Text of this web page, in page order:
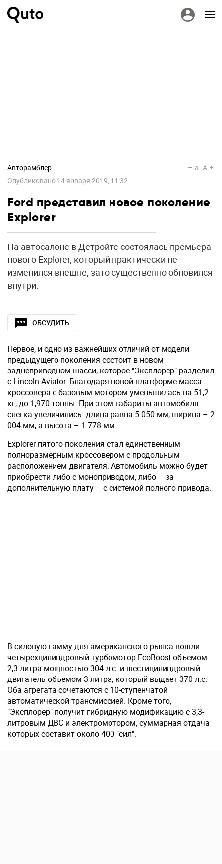
Авторамблер
Опубликовано 14 января 2019, 11:32
a A
Ford представил новое поколение
Explorer
На автосалоне в Детройте состоялась премьера
нового Explorer, который практически не
изменился внешне, зато существенно обновился
внутри.
ОБСУДИТЬ
Первое, и одно из важнейших отличий от модели
предыдущего поколения состоит в новом
заднеприводном шасси, которое "Эксплорер" разделил
с Lincoln Aviator. Благодаря новой платформе масса
кроссовера с базовым мотором уменьшилась на 51,2
кг, до 1,970 тонны. При этом габариты автомобиля
слегка увеличились: длина равна 5 050 мм, ширина – 2
004 мм, а высота – 1 778 мм.
Explorer пятого поколения стал единственным
полноразмерным кроссовером с продольным
расположением двигателя. Автомобиль можно будет
приобрести либо с моноприводом, либо – за
дополнительную плату – с системой полного привода.
В силовую гамму для американского рынка вошли
четырехцилиндровый турбомотор EcoBoost объемом
2,3 литра мощностью 304 л.с. и шестицилиндровый
двигатель объемом 3 литра, который выдает 370 л.с.
Оба агрегата сочетаются с 10-ступенчатой
автоматической трансмиссией. Кроме того,
"Эксплорер" получит гибридную модификацию с 3,3-
литровым ДВС и электромотором, суммарная отдача
которых составит около 400 "сил".